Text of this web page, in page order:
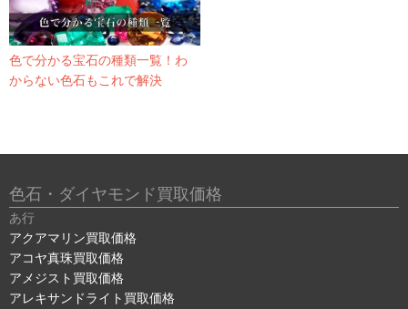
色で分かる宝石の種類一覧！わ
からない色石もこれで解決
色石・ダイヤモンド買取価格
あ行
アクアマリン買取価格
アコヤ真珠買取価格
アメジスト買取価格
アレキサンドライト買取価格